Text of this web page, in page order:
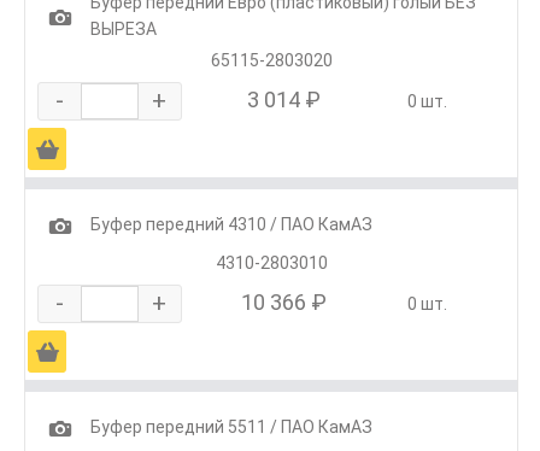
1
ВЫРЕЗА
65115-2803020
- + 3 014 ₽ 0 шт.
Ä
1
Буфер передний 4310 / ПАО КамАЗ
4310-2803010
- + 10 366 ₽ 0 шт.
Ä
1
Буфер передний 5511 / ПАО КамАЗ